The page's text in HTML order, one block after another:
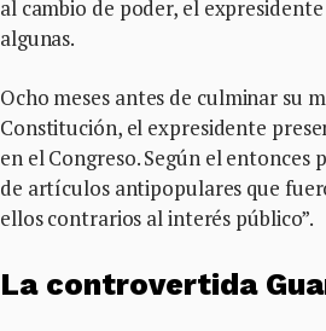
al cambio de poder, el
algunas.
Ocho meses antes de culminar su
Constitución, el expresidente
en el Congreso. Según el
de artículos antipopulares que
ellos contrarios al interés público”.
La controvertida